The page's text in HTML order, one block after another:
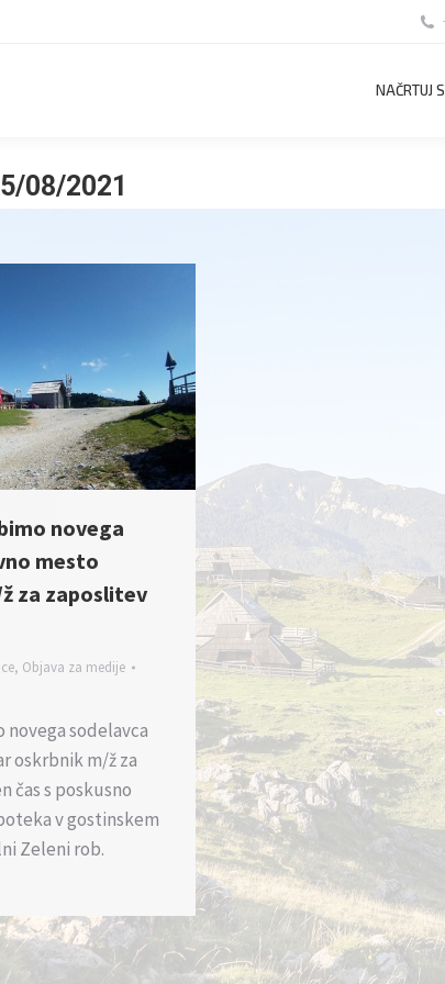
NAČRTUJ
08/2021
novega
mesto
za zaposlitev
, Objava za medije
sodelavca
oskrbnik m/ž za
čas s poskusno
v gostinskem
Zeleni rob.
NAČRTUJ